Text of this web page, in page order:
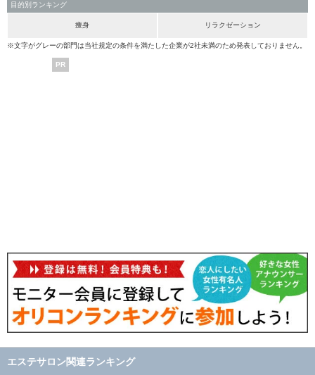
目的別ランキング
痩身 リラクゼーション
※文字がグレーの部門は当社規定の条件を満たした企業が2社未満のため発表しておりません。
PR
エステサロン関連ランキング